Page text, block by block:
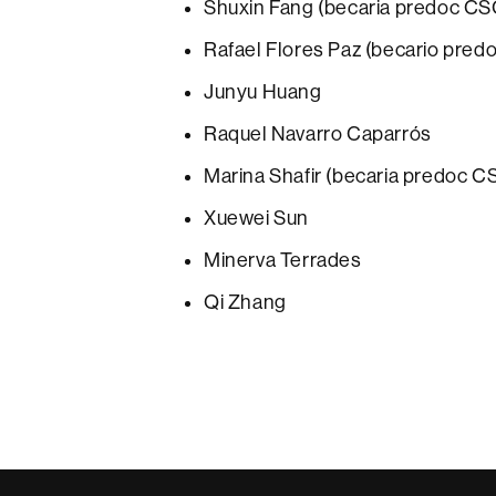
Shuxin Fang (becaria predoc
Rafael Flores Paz (becario
Junyu Huang
Raquel Navarro Caparrós
Marina Shafir (becaria predoc
Xuewei Sun
Minerva Terrades
Qi Zhang